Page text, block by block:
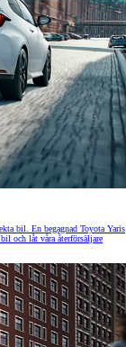
bil. En begagnad Toyota Yaris
och låt våra återförsäljare